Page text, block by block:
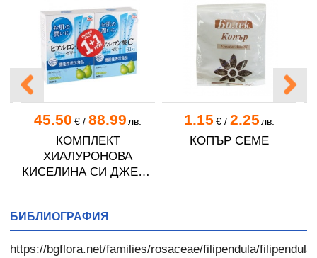
45.50 €/ 88.99 лв.
КОМПЛЕКТ
ХИАЛУРОНОВА
КИСЕЛИНА СИ ДЖЕЛИ
1.15 €/ 2.25 лв.
КОПЪР СЕМЕ
БИБЛИОГРАФИЯ
https://bgflora.net/families/rosaceae/filipendula/